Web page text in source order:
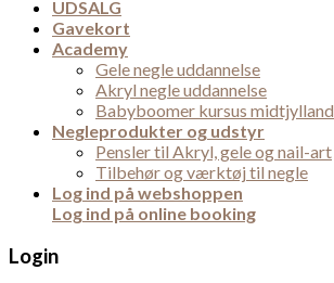
UDSALG
Gavekort
Academy
Gele negle uddannelse
Akryl negle uddannelse
Babyboomer kursus midtjylland
Negleprodukter og udstyr
Pensler til Akryl, gele og nail-art
Tilbehør og værktøj til negle
Log ind på webshoppen
Log ind på online booking
Login